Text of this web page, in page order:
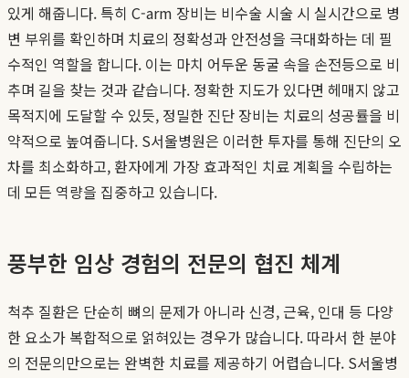
있게 해줍니다. 특히 C-arm 장비는 비수술 시술 시 실시간으로 병
변 부위를 확인하며 치료의 정확성과 안전성을 극대화하는 데 필
수적인 역할을 합니다. 이는 마치 어두운 동굴 속을 손전등으로 비
추며 길을 찾는 것과 같습니다. 정확한 지도가 있다면 헤매지 않고
목적지에 도달할 수 있듯, 정밀한 진단 장비는 치료의 성공률을 비
약적으로 높여줍니다. S서울병원은 이러한 투자를 통해 진단의 오
차를 최소화하고, 환자에게 가장 효과적인 치료 계획을 수립하는
데 모든 역량을 집중하고 있습니다.
풍부한 임상 경험의 전문의 협진 체계
척추 질환은 단순히 뼈의 문제가 아니라 신경, 근육, 인대 등 다양
한 요소가 복합적으로 얽혀있는 경우가 많습니다. 따라서 한 분야
의 전문의만으로는 완벽한 치료를 제공하기 어렵습니다. S서울병